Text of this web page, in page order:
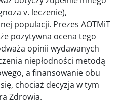
v. leczenie),
populacji. Prezes AOTMiT
pozytywna ocena tego
opinii wydawanych
niepłodności metodą
a finansowanie obu
chociaż decyzja w tym
Zdrowia.